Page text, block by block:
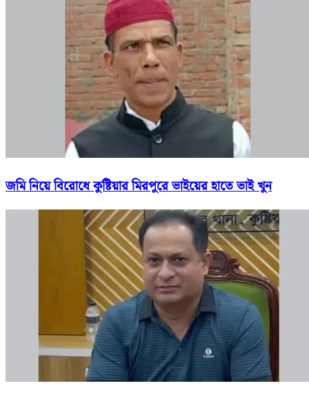
জমি নিয়ে বিরোধে কুষ্টিয়ার মিরপুরে ভাইয়ের হাতে ভাই খুন